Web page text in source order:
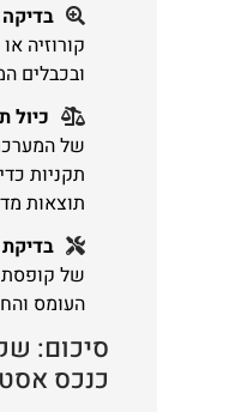
בדיקה
קורוזיה
ובכבלים
כיול
של
תקניות
תוצאות
של קופסת
העומס
סיכום:
כנכס